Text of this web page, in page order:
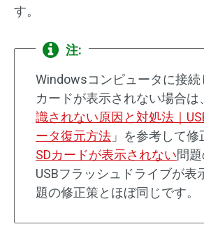
す。
注:
Windowsコンピュータに接続
カードが表示されない場合は
識されない原因と対処法｜
ータ復元方法 」を参考して修
SDカードが表示されない問題
USBフラッシュドライブが表
題の修正策とほぼ同じです。